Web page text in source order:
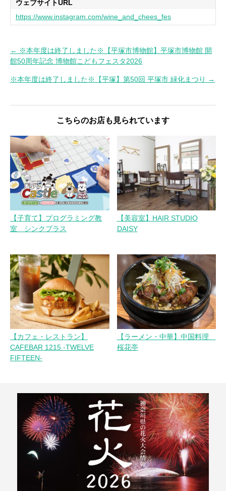
ウェブサイトURL
https://www.instagram.com/wine_and_chees_fes
投
稿
シ
ョ
ン
← ※本年度は終了しました※【平塚市博物館】平塚市博物館 開
館50周年記念 博物館こどもフェスタ2026
※本年度は終了しました※【平塚】第50回 平塚市 緑化まつり →
こちらのお店も見られています
【子育て】プログラミング教
室 シンクプラス
【美容室】HAIR STUDIO
DAISY
【カフェ・レストラン】
CAFEBAR 1215 -TWELVE
FIFTEEN-
【ラーメン・中華】中国料理
桜花亭